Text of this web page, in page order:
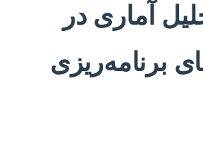
آماری در
برنامه‌ریزی